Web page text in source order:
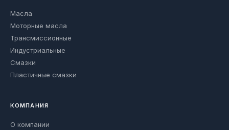
Масла
Моторные масла
Трансмиссионные
Индустриальные
Смазки
Пластичные смазки
КОМПАНИЯ
О компании